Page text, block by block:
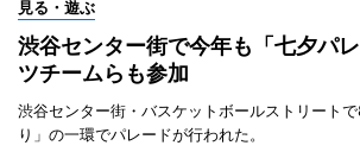
見る・遊ぶ
渋谷センター街で今年も「七夕パ
ツチームらも参加
渋谷センター街・バスケットボールストリート
り」の一環でパレードが行われた。